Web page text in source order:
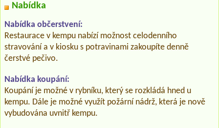
Nabídka
Nabídka občerstvení:
Restaurace v kempu nabízí možnost celodenního
stravování a v kiosku s potravinami zakoupíte denně
čerstvé pečivo.
Nabídka koupání:
Koupání je možné v rybníku, který se rozkládá hned u
kempu. Dále je možné využít požární nádrž, která je nově
vybudována uvnitř kempu.